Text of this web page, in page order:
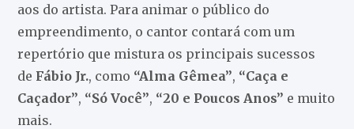
aos do artista. Para animar o público do
empreendimento, o cantor contará com um
repertório que mistura os principais sucessos
de Fábio Jr., como “Alma Gêmea”, “Caça e
Caçador”, “Só Você”, “20 e Poucos Anos” e muito
mais.